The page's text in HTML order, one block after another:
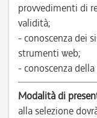
provvedimenti di
validità;
- conoscenza dei
strumenti web;
- conoscenza
Modalità di
alla selezione